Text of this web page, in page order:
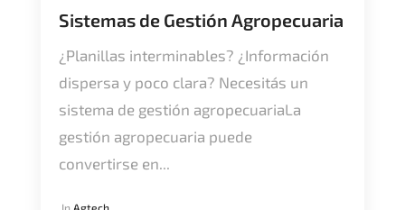
Sistemas de Gestión Agropecuaria
¿Planillas interminables? ¿Información
dispersa y poco clara? Necesitás un
sistema de gestión agropecuariaLa
gestión agropecuaria puede
convertirse en...